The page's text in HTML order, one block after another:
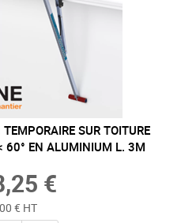
SUR TOITURE
60° EN ALUMINIUM L. 3M
€
€ HT